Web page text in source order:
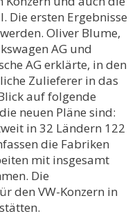
Die ersten Ergebnisse
Oliver Blume,
AG und
AG erklärte, in den
Zulieferer in das
auf folgende
neuen Pläne sind:
in 32 Ländern 122
die Fabriken
mit insgesamt
Die
den VW-Konzern in